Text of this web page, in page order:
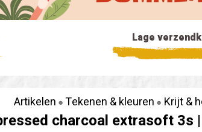
Lage
Artikelen Tekenen & kleuren Krijt &
charcoal extrasoft 3s |